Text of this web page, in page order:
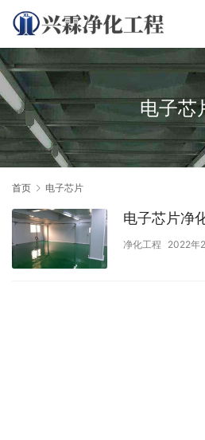
电子芯
首页 电子芯片
电子芯片净
净化工程 2022年